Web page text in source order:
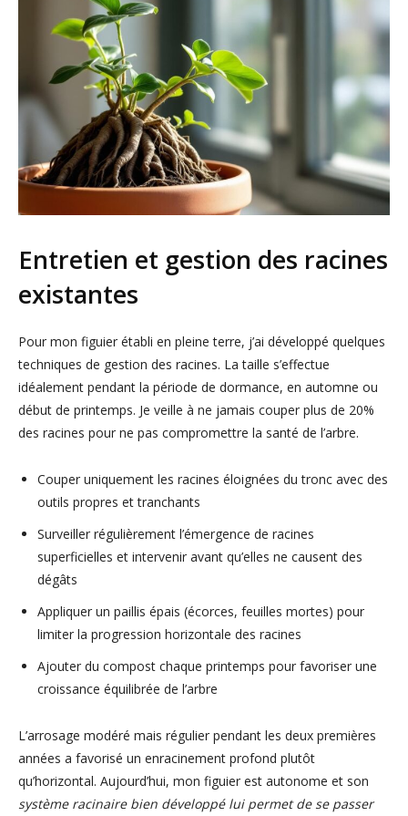
Entretien et gestion des racines
existantes
Pour mon figuier établi en pleine terre, j’ai développé quelques
techniques de gestion des racines. La taille s’effectue
idéalement pendant la période de dormance, en automne ou
début de printemps. Je veille à ne jamais couper plus de 20%
des racines pour ne pas compromettre la santé de l’arbre.
Couper uniquement les racines éloignées du tronc avec des
outils propres et tranchants
Surveiller régulièrement l’émergence de racines
superficielles et intervenir avant qu’elles ne causent des
dégâts
Appliquer un paillis épais (écorces, feuilles mortes) pour
limiter la progression horizontale des racines
Ajouter du compost chaque printemps pour favoriser une
croissance équilibrée de l’arbre
L’arrosage modéré mais régulier pendant les deux premières
années a favorisé un enracinement profond plutôt
qu’horizontal. Aujourd’hui, mon figuier est autonome et son
système racinaire bien développé lui permet de se passer